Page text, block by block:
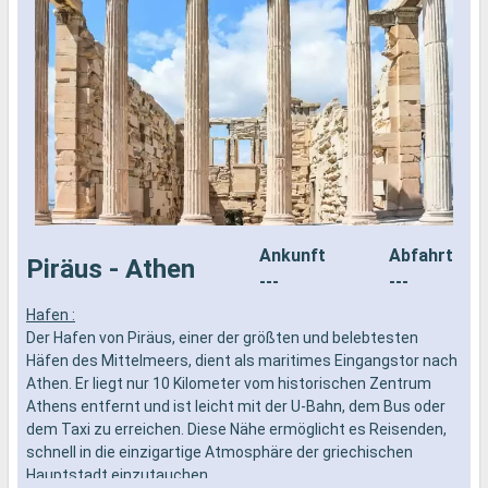
Piräus - Athen
Ankunft
---
Abfahrt
---
Hafen :
Der Hafen von Piräus, einer der größten und belebtesten
Häfen des Mittelmeers, dient als maritimes Eingangstor nach
Athen. Er liegt nur 10 Kilometer vom historischen Zentrum
Athens entfernt und ist leicht mit der U-Bahn, dem Bus oder
dem Taxi zu erreichen. Diese Nähe ermöglicht es Reisenden,
schnell in die einzigartige Atmosphäre der griechischen
Hauptstadt einzutauchen.